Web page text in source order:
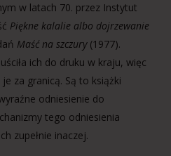
w latach 70. przez Instytut
Piękne kalalie albo dojrzewanie
Maść na szczury (1977).
ich do druku w kraju, więc
za granicą. Są to książki
odniesienie do
tego odniesienia
zupełnie inaczej.